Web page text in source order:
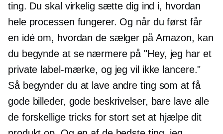
ting. Du skal virkelig sætte dig ind i, hvordan
hele processen fungerer. Og når du først får
en idé om, hvordan de sælger på Amazon, kan
du begynde at se nærmere på "Hey, jeg har et
private label-mærke, og jeg vil ikke lancere."
Så begynder du at lave andre ting som at få
gode billeder, gode beskrivelser, bare lave alle
de forskellige tricks for stort set at hjælpe dit